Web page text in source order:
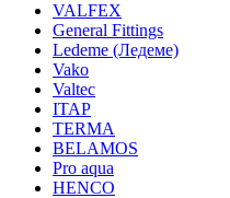
VALFEX
General Fittings
Ledeme (Ледеме)
Vako
Valtec
ITAP
TERMA
BELAMOS
Pro aqua
HENCO